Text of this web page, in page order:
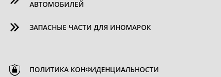
АВТОМОБИЛЕЙ
ЗАПАСНЫЕ ЧАСТИ ДЛЯ ИНОМАРОК
ПОЛИТИКА КОНФИДЕНЦИАЛЬНОСТИ